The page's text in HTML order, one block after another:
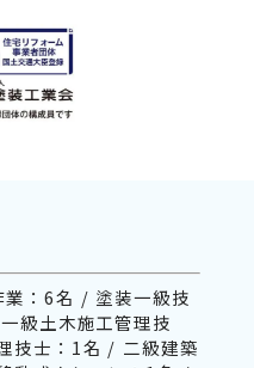
業：6名 / 塗装一級技
級土木施工管理技
技士：1名 / 二級建築